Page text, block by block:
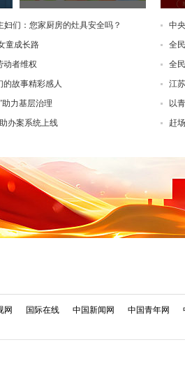
妇们：您家厨房的灶具安全吗？
童成长路
动者维权
故事精彩感人
力基层治理
办案系统上线
全
全
江
以
赶
网 国际在线 中国新闻网 中国青年网